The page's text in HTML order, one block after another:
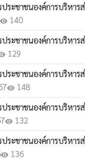
ประชาชนองค์การบริหา
visibility 140
ประชาชนองค์การบริหา
129
ประชาชนองค์การบริหา
visibility 148
ประชาชนองค์การบริหา
visibility 132
ประชาชนองค์การบริหา
visibility 136